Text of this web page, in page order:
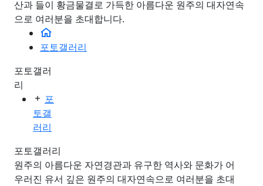
산과 들이 황금물결로 가득한 아름다운 원주의 대자연속
으로 여러분을 초대합니다.
포토갤러리
포토갤러
리
포
토갤
러리
포토갤러리
원주의 아름다운 자연경관과 유구한 역사와 문화가 어
우러진 유서 깊은 원주의 대자연속으로 여러분을 초대